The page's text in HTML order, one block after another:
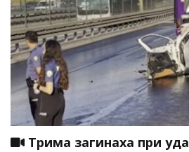
Трима загинаха при